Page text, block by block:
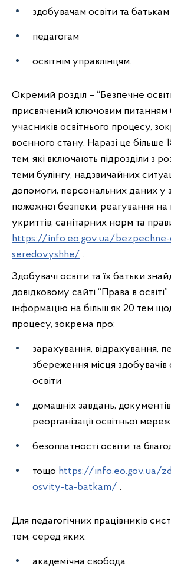
здобувачам освіти та батькам
педагогам
освітнім управлінцям.
Окремий розділ – “Безпечне
присвячений ключовим питанням
учасників освітнього процесу,
воєнного стану. Наразі це більше
тем, які включають підрозділи з
теми булінгу, надзвичайних
допомоги, персональних даних у
пожежної безпеки, реагування
укриттів, санітарних норм та
https://info.eo.gov.ua/
seredovyshhe/ .
Здобувачі освіти та їх батьки
довідковому сайті “Права в
інформацію на більш як 20 тем
процесу, зокрема про:
зарахування, відрахування,
збереження місця здобувачів
освіти
домашніх завдань,
реорганізації освітньої
безоплатності освіти та
тощо https://info.eo.gov.ua/
osvity-ta-batkam/ .
Для педагогічних працівників
тем, серед яких:
академічна свобода